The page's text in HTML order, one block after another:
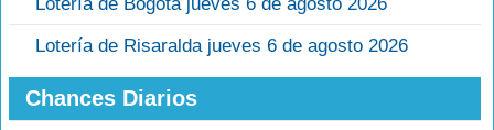
Lotería de Risaralda jueves 6 de agosto 2026
Chances Diarios